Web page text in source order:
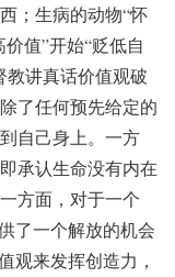
；生病的动物“怀
值”开始“贬低自
教讲真话价值观破
了任何预先给定的
自己身上。一方
承认生命没有内在
方面，对于一个
了一个解放的机会
观来发挥创造力，